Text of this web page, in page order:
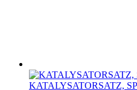
KATALYSATORSATZ,